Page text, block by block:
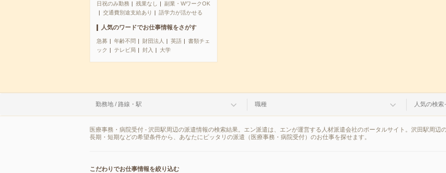
日祝のみ勤務
残業なし
副業・WワークOK
交通費別途支給あり
語学力が活かせる
人気のワードでお仕事情報をさがす
急募 年齢不問 財団法人 英語
書類チェ
ック
テレビ局 封入 大学
勤務地 / 路線・駅 職種 人気の検索
医療事務・病院受付 - 沢田駅周辺の派遣情報の検索結果。エン派遣は、エンが運営する人材派遣会社のポータルサイト。沢田駅周辺
長期・短期などの希望条件から、あなたにピッタリの派遣（医療事務・病院受付）のお仕事を探せます。
こだわりでお仕事情報を絞り込む